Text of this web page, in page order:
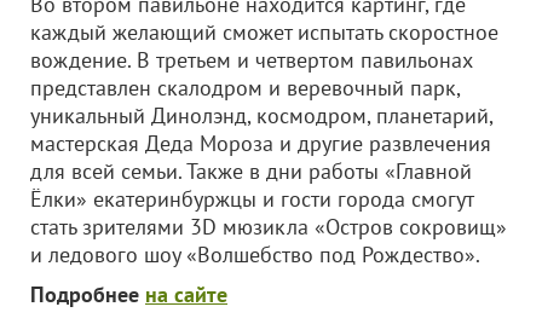
каждый желающий сможет испытать скоростное
вождение. В третьем и четвертом павильонах
представлен скалодром и веревочный парк,
уникальный Динолэнд, космодром, планетарий,
мастерская Деда Мороза и другие развлечения
для всей семьи. Также в дни работы «Главной
Ёлки» екатеринбуржцы и гости города смогут
стать зрителями 3D мюзикла «Остров сокровищ»
и ледового шоу «Волшебство под Рождество».
Подробнее на сайте